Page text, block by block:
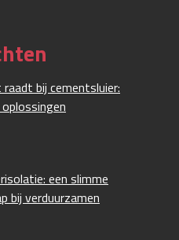
bij cementsluier:
een slimme
bij verduurzamen